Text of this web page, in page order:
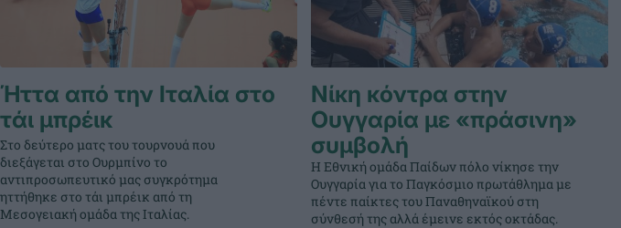
Ήττα από την Ιταλία στο
τάι μπρέικ
Στο δεύτερο ματς του τουρνουά που
διεξάγεται στο Ουρμπίνο το
αντιπροσωπευτικό μας συγκρότημα
ηττήθηκε στο τάι μπρέικ από τη
Μεσογειακή ομάδα της Ιταλίας.
Νίκη κόντρα στην
Ουγγαρία με «πράσινη»
συμβολή
Η Εθνική ομάδα Παίδων πόλο νίκησε την
Ουγγαρία για το Παγκόσμιο πρωτάθλημα με
πέντε παίκτες του Παναθηναϊκού στη
σύνθεσή της αλλά έμεινε εκτός οκτάδας.